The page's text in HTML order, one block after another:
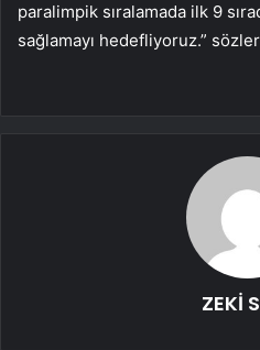
paralimpik sıralamada ilk 9
sağlamayı hedefliyoruz.”
ZEKİ